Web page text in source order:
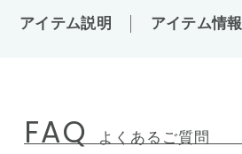
アイテム説明 アイテム情報
FAQ よくあるご質問